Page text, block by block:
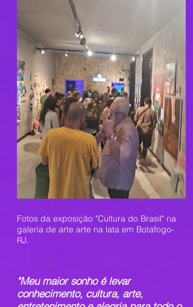
Fotos da exposição "Cultura do Brasil" na
galeria de arte arte na lata em Botafogo-
RJ.
"Meu maior sonho é levar
conhecimento, cultura, arte,